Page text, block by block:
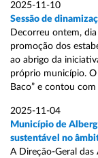
2025-11-10
Sessão de
Decorreu ontem,
promoção dos
ao abrigo da
próprio município.
Baco” e contou
2025-11-04
Município de
sustentável no
A Direção-Geral das